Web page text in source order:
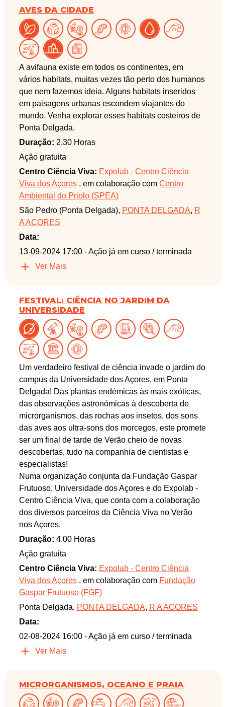
AVES DA CIDADE
A avifauna existe em todos os continentes, em
vários habitats, muitas vezes tão perto dos humanos
que nem fazemos ideia. Alguns habitats inseridos
em paisagens urbanas escondem viajantes do
mundo. Venha explorar esses habitats costeiros de
Ponta Delgada.
Duração: 2.30 Horas
Ação gratuita
Centro Ciência Viva: Expolab - Centro Ciência
Viva dos Açores, em colaboração com Centro
Ambiental do Priolo (SPEA)
São Pedro (Ponta Delgada), PONTA DELGADA, R
A ACORES
Data:
13-09-2024 17:00 - Ação já em curso / terminada
Ver Mais
FESTIVAL: CIÊNCIA NO JARDIM DA
UNIVERSIDADE
Um verdadeiro festival de ciência invade o jardim do
campus da Universidade dos Açores, em Ponta
Delgada! Das plantas endémicas às mais exóticas,
das observações astronómicas à descoberta de
microrganismos, das rochas aos insetos, dos sons
das aves aos ultra-sons dos morcegos, este promete
ser um final de tarde de Verão cheio de novas
descobertas, tudo na companhia de cientistas e
especialistas!
Numa organização conjunta da Fundação Gaspar
Frutuoso, Universidade dos Açores e do Expolab -
Centro Ciência Viva, que conta com a colaboração
dos diversos parceiros da Ciência Viva no Verão
nos Açores.
Duração: 4.00 Horas
Ação gratuita
Centro Ciência Viva: Expolab - Centro Ciência
Viva dos Açores, em colaboração com Fundação
Gaspar Frutuoso (FGF)
Ponta Delgada, PONTA DELGADA, R A ACORES
Data:
02-08-2024 16:00 - Ação já em curso / terminada
Ver Mais
MICRORGANISMOS, OCEANO E PRAIA